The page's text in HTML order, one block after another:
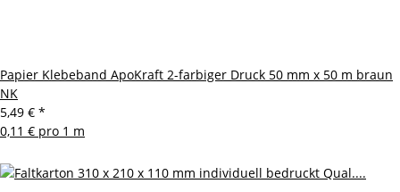
Papier Klebeband ApoKraft 2-farbiger Druck 50 mm x 50 m braun
NK
5,49 € *
0,11 € pro 1 m